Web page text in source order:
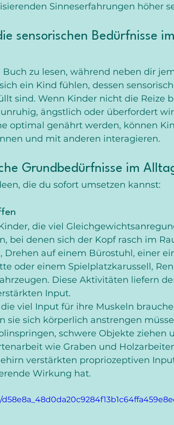
Sinneserfahrungen höher
sensorischen Bedürfnisse
Buch zu lesen, während neben dir
ein Kind fühlen, dessen
sind. Wenn Kinder nicht die Reize
ängstlich oder überfordert
optimal genährt werden, können
und mit anderen interagieren.
Grundbedürfnisse im
die du sofort umsetzen kannst:
die viel
bei denen sich der Kopf rasch im
Drehen auf einem Bürostuhl, einer
oder einem Spielplatzkarussell,
Diese Aktivitäten liefern
Input.
die viel Input für ihre Muskeln
sie sich körperlich anstrengen
schwere Objekte ziehen
wie Graben und
verstärkten propriozeptiven
Wirkung hat.